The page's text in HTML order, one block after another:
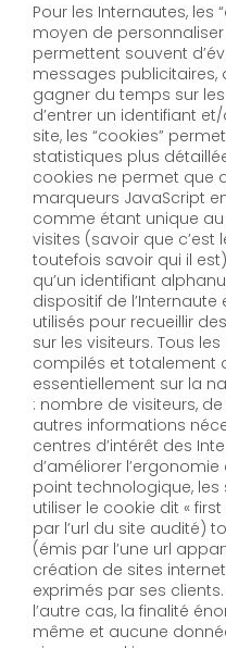
Pour les Internautes, les
moyen de
permettent souvent
messages publicitaires,
gagner du temps sur les sites où il est
d’entrer un identifiant
site, les “cookies”
statistiques plus
cookies ne permet que
marqueurs JavaScript
comme étant unique
visites (savoir que c’est
toutefois savoir qui il
qu’un identifiant alphanumérique unique propre à un
dispositif de
utilisés pour recueillir
sur les visiteurs. Tous
compilés et totalement
essentiellement sur la
: nombre de visiteurs,
autres informations
centres d’intérêt des
d’améliorer l’ergonomie et le contenu du site. Dernier
point technologique,
utiliser le cookie dit «
par l’url du site audité)
(émis par l’une url appartenant à la société de
création de sites
exprimés par ses
l’autre cas, la finalité
même et aucune